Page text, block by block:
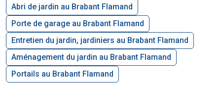
Abri de jardin au Brabant Flamand
Porte de garage au Brabant Flamand
Entretien du jardin, jardiniers au Brabant Flamand
Aménagement du jardin au Brabant Flamand
Portails au Brabant Flamand